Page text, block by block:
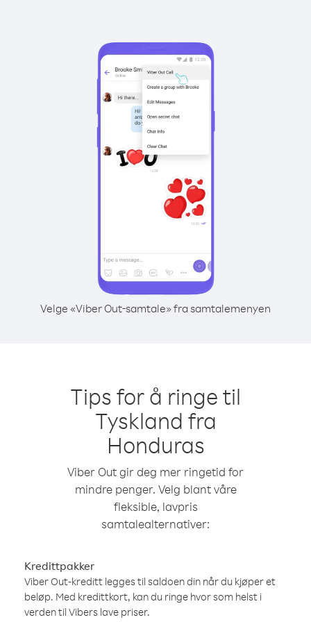
Velge «Viber Out-samtale» fra samtalemenyen
Tips for å ringe til
Tyskland fra
Honduras
Viber Out gir deg mer ringetid for
mindre penger. Velg blant våre
fleksible, lavpris
samtalealternativer:
Kredittpakker
Viber Out-kreditt legges til saldoen din når du kjøper et
beløp. Med kredittkort, kan du ringe hvor som helst i
verden til Vibers lave priser.